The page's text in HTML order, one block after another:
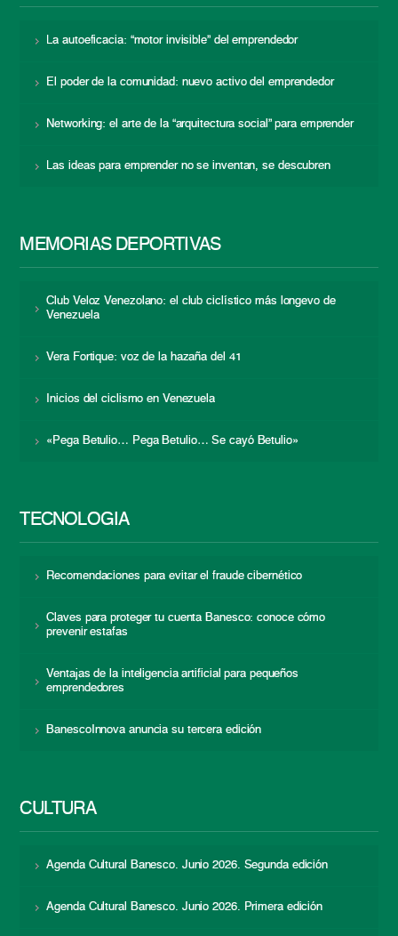
La autoeficacia: “motor invisible” del emprendedor
El poder de la comunidad: nuevo activo del emprendedor
Networking: el arte de la “arquitectura social” para emprender
Las ideas para emprender no se inventan, se descubren
MEMORIAS DEPORTIVAS
Club Veloz Venezolano: el club ciclístico más longevo de
Venezuela
Vera Fortique: voz de la hazaña del 41
Inicios del ciclismo en Venezuela
«Pega Betulio… Pega Betulio… Se cayó Betulio»
TECNOLOGÍA
Recomendaciones para evitar el fraude cibernético
Claves para proteger tu cuenta Banesco: conoce cómo
prevenir estafas
Ventajas de la inteligencia artificial para pequeños
emprendedores
BanescoInnova anuncia su tercera edición
CULTURA
Agenda Cultural Banesco. Junio 2026. Segunda edición
Agenda Cultural Banesco. Junio 2026. Primera edición